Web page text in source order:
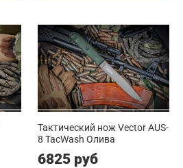
Тактический нож Vector AUS-
8 TacWash Олива
6825 руб